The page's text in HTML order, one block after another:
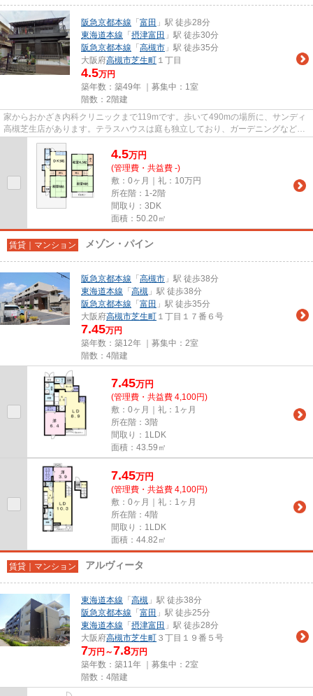
阪急京都本線 「 富田 」駅 徒歩28分
東海道本線 「 摂津富田 」駅 徒歩30分
阪急京都本線 「 高槻市 」駅 徒歩35分
大阪府高槻市芝生町 １丁目
4.5万円
築年数：築49年 ｜募集中： 1室
階数：2階建
家からおかざき内科クリニックまで119mです。歩いて490mの場所に、サンディ
高槻芝生店があります。テラスハウスは庭も独立しており、ガーデニングなども
楽しめます。駐車場までの距離...
4.5万円
(管理費・共益費 -)
敷：0ヶ月｜礼：10万円
所在階：1-2階
間取り：3DK
面積：50.20㎡
賃貸｜マンション メゾン・パイン
阪急京都本線 「 高槻市 」駅 徒歩38分
東海道本線 「 高槻 」駅 徒歩38分
阪急京都本線 「 富田 」駅 徒歩35分
大阪府高槻市芝生町 １丁目１７番６号
7.45万円
築年数：築12年 ｜募集中： 2室
階数：4階建
7.45万円
(管理費・共益費 4,100円)
敷：0ヶ月｜礼：1ヶ月
所在階：3階
間取り：1LDK
面積：43.59㎡
7.45万円
(管理費・共益費 4,100円)
敷：0ヶ月｜礼：1ヶ月
所在階：4階
間取り：1LDK
面積：44.82㎡
賃貸｜マンション アルヴィータ
東海道本線 「 高槻 」駅 徒歩38分
阪急京都本線 「 富田 」駅 徒歩25分
東海道本線 「 摂津富田 」駅 徒歩28分
大阪府高槻市芝生町 ３丁目１９番５号
7万円～7.8万円
築年数：築11年 ｜募集中： 2室
階数：4階建